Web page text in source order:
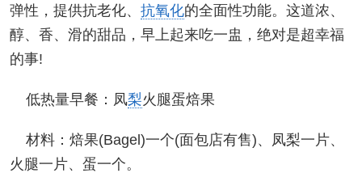
弹性，提供抗老化、 抗氧化的全面性功能。这道浓、
醇、香、滑的甜品，早上起来吃一盅，绝对是超幸福
的事!
低热量早餐：凤梨火腿蛋焙果
材料：焙果(Bagel)一个(面包店有售)、凤梨一片、
火腿一片、蛋一个。